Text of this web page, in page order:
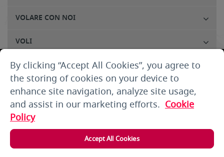
VOLARE CON NOI
VOLI
SERVIZIO CLIENTI
CHI SIAMO
THE SMALLPRINT
By clicking “Accept All Cookies”, you agree to
the storing of cookies on your device to
enhance site navigation, analyze site usage,
and assist in our marketing efforts. Cookie
Policy
Accept All Cookies